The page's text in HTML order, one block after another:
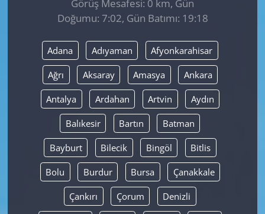
Görüş Mesafesi: 0 km, Gün
Doğumu: 7:02, Gün Batımı: 19:18
Adana Adıyaman Afyonkarahisar
Ağrı Aksaray Amasya Ankara
Antalya Ardahan Artvin Aydın
Balıkesir Bartın Batman
Bayburt Bilecik Bingöl Bitlis
Bolu Burdur Bursa Çanakkale
Çankırı Çorum Denizli